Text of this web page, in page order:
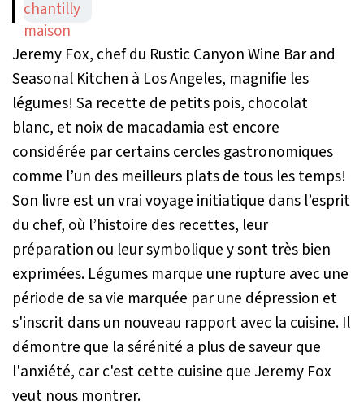
Jeremy Fox, chef du Rustic Canyon Wine Bar and
Seasonal Kitchen à Los Angeles, magnifie les
légumes! Sa recette de petits pois, chocolat
blanc, et noix de macadamia est encore
considérée par certains cercles gastronomiques
comme l’un des meilleurs plats de tous les temps!
Son livre est un vrai voyage initiatique dans l’esprit
du chef, où l’histoire des recettes, leur
préparation ou leur symbolique y sont très bien
exprimées. Légumes marque une rupture avec une
période de sa vie marquée par une dépression et
s'inscrit dans un nouveau rapport avec la cuisine. Il
démontre que la sérénité a plus de saveur que
l'anxiété, car c'est cette cuisine que Jeremy Fox
veut nous montrer.